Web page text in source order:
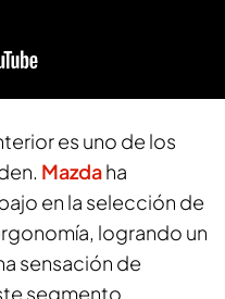
es uno de los
Mazdaha
en la selección de
logrando un
sensación de
segmento.